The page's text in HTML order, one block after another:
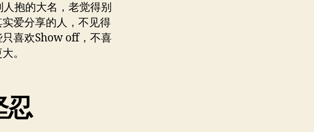
抱的大名，老觉得别
爱分享的人，不见得
喜欢Show off，不喜
。
忍